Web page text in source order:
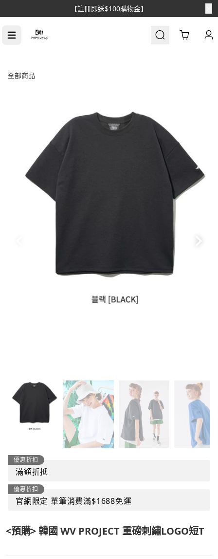
【註冊即送$100購物金】
Cart
全部商品
優惠折扣
滿額折抵
優惠折扣
官網限定 單筆消費滿$1688免運
<預購> 韓國 WV PROJECT 重磅刺繡LOGO短T